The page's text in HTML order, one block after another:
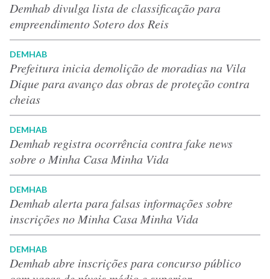
Demhab divulga lista de classificação para
empreendimento Sotero dos Reis
DEMHAB
Prefeitura inicia demolição de moradias na Vila
Dique para avanço das obras de proteção contra
cheias
DEMHAB
Demhab registra ocorrência contra fake news
sobre o Minha Casa Minha Vida
DEMHAB
Demhab alerta para falsas informações sobre
inscrições no Minha Casa Minha Vida
DEMHAB
Demhab abre inscrições para concurso público